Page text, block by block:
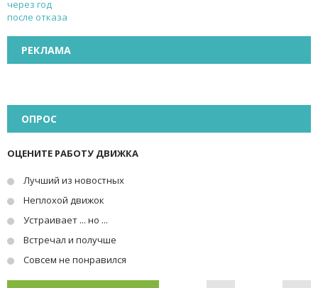
РЕКЛАМА
ОПРОС
ОЦЕНИТЕ РАБОТУ ДВИЖКА
Лучший из новостных
Неплохой движок
Устраивает ... но ...
Встречал и получше
Совсем не понравился